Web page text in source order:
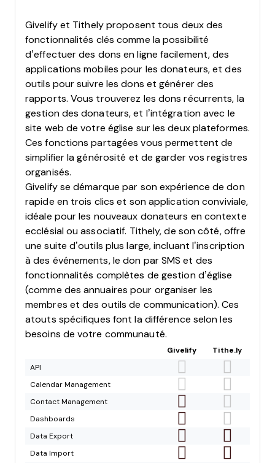
Givelify et Tithely proposent tous deux des
fonctionnalités clés comme la possibilité
d’effectuer des dons en ligne facilement, des
applications mobiles pour les donateurs, et des
outils pour suivre les dons et générer des
rapports. Vous trouverez les dons récurrents, la
gestion des donateurs, et l’intégration avec le
site web de votre église sur les deux plateformes.
Ces fonctions partagées vous permettent de
simplifier la générosité et de garder vos registres
organisés.
Givelify se démarque par son expérience de don
rapide en trois clics et son application conviviale,
idéale pour les nouveaux donateurs en contexte
ecclésial ou associatif. Tithely, de son côté, offre
une suite d’outils plus large, incluant l’inscription
à des événements, le don par SMS et des
fonctionnalités complètes de gestion d’église
(comme des annuaires pour organiser les
membres et des outils de communication). Ces
atouts spécifiques font la différence selon les
besoins de votre communauté.
Givelify
Tithe.ly
API
Calendar Management
Contact Management
Dashboards
Data Export
Data Import